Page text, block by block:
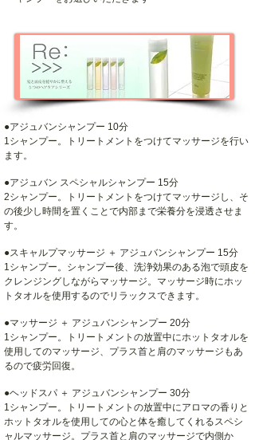
●アジュバンシャンプー 10分
1シャンプー。トリートメントをつけてマッサージを行い
ます。
●アジュバン スペシャルシャンプー 15分
2シャンプー。トリートメントをつけてマッサージし、そ
の後少し時間を置くことで内部まで栄養分を浸透させま
す。
●スキャルプマッサージ ＋ アジュバンシャンプー 15分
1シャンプー。シャンプー後、洗浄効果のある泡で頭皮を
クレンジングしながらマッサージ。マッサージ時にホッ
トタオルを使用するのでリラックスできます。
●マッサージ ＋ アジュバンシャンプー 20分
1シャンプー。トリートメントの放置中にホットタオルを
使用してのマッサージ、プラス首と肩のマッサージもあ
るので疲労回復。
●ヘッドスパ ＋ アジュバンシャンプー 30分
1シャンプー。トリートメントの放置中にアロマの香りと
ホットタオルを使用しての心と体を癒してくれるスペシ
ャルマッサージ。プラス首と肩のマッサージで内側か